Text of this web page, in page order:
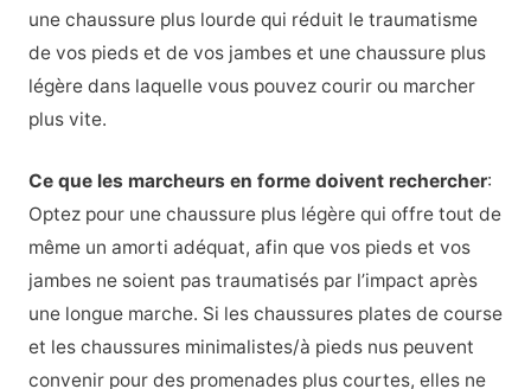
une chaussure plus lourde qui réduit le traumatisme
de vos pieds et de vos jambes et une chaussure plus
légère dans laquelle vous pouvez courir ou marcher
plus vite.
Ce que les marcheurs en forme doivent rechercher:
Optez pour une chaussure plus légère qui offre tout de
même un amorti adéquat, afin que vos pieds et vos
jambes ne soient pas traumatisés par l’impact après
une longue marche. Si les chaussures plates de course
et les chaussures minimalistes/à pieds nus peuvent
convenir pour des promenades plus courtes, elles ne